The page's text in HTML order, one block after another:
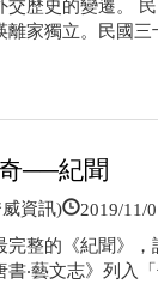
交歷史的變遷。
離家獨立。民國三
──紀聞
資訊) 2019/11/
整的《紀聞》，
書‧藝文志》列入